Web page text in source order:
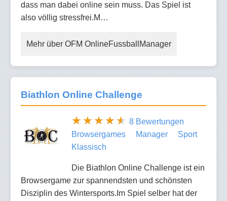
dass man dabei online sein muss. Das Spiel ist
also völlig stressfrei.M…
Mehr über OFM OnlineFussballManager
Biathlon Online Challenge
8 Bewertungen
Browsergames
Manager
Sport
Klassisch
Die Biathlon Online Challenge ist ein
Browsergame zur spannendsten und schönsten
Disziplin des Wintersports.Im Spiel selber hat der